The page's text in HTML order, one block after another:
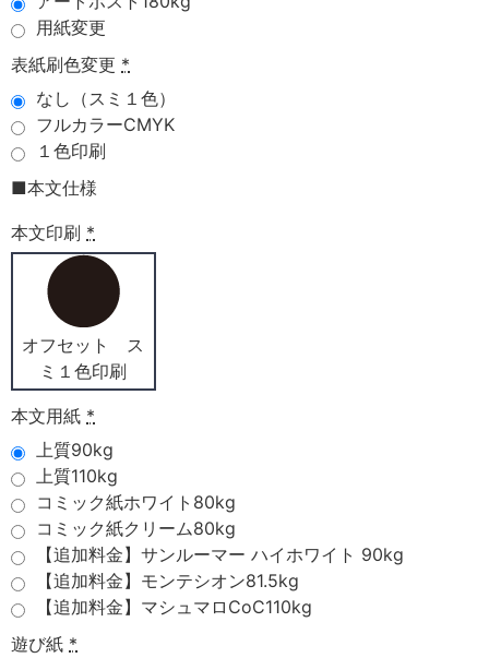
用紙変更
表紙刷色変更 *
なし（スミ１色）
フルカラーCMYK
１色印刷
■本文仕様
本文印刷 *
オフセット ス
ミ１色印刷
本文用紙 *
上質90kg
上質110kg
コミック紙ホワイト80kg
コミック紙クリーム80kg
【追加料金】サンルーマー ハイホワイト 90kg
【追加料金】モンテシオン81.5kg
【追加料金】マシュマロCoC110kg
遊び紙 *